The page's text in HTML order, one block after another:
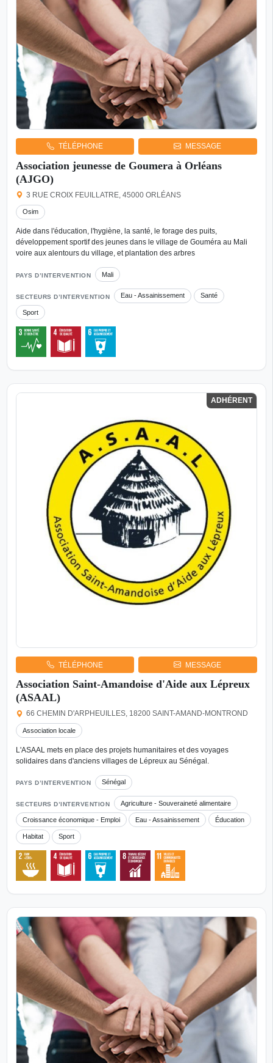
TÉLÉPHONE MESSAGE
Association jeunesse de Goumera à Orléans
(AJGO)
3 RUE CROIX FEUILLATRE, 45000 ORLÉANS
Osim
Aide dans l'éducation, l'hygiène, la santé, le forage des puits,
développement sportif des jeunes dans le village de Gouméra au Mali
voire aux alentours du village, et plantation des arbres
PAYS D’INTERVENTION Mali
SECTEURS D’INTERVENTION Eau - Assainissement Santé
Sport
ADHÉRENT
TÉLÉPHONE MESSAGE
Association Saint-Amandoise d'Aide aux Lépreux
(ASAAL)
66 CHEMIN D'ARPHEUILLES, 18200 SAINT-AMAND-MONTROND
Association locale
L'ASAAL mets en place des projets humanitaires et des voyages
solidaires dans d'anciens villages de Lépreux au Sénégal.
PAYS D’INTERVENTION Sénégal
SECTEURS D’INTERVENTION Agriculture - Souveraineté alimentaire
Croissance économique - Emploi Eau - Assainissement Éducation
Habitat Sport